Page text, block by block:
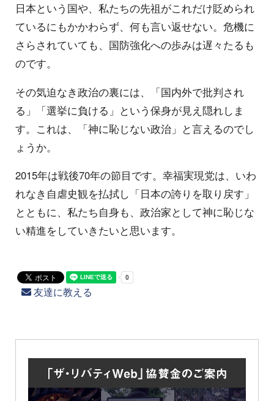
日本という国や、私たちの先祖がこれだけ貶められ
ているにもかかわらず、何も言い返せない。危機に
さらされていても、国防強化への歩みは遅々たるも
のです。
その気迫なき政治の裏には、「国内外で批判され
る」「選挙に負ける」という保身が見え隠れしま
す。これは、「神に恥じない政治」と言えるのでし
ょうか。
2015年は戦後70年の節目です。幸福実現党は、いわ
れなき自虐史観を払拭し「日本の誇りを取り戻す」
とともに、私たち自身も、政治家として神に恥じな
い精進をしていきたいと思います。
友達に教える